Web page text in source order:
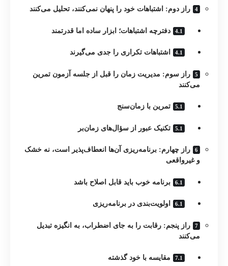
راز دوم: اشتباهات خود را پنهان نمی‌کنند، تحلیل می‌کنند
دفترچه اشتباهات؛ ابزار ساده اما قدرتمند
اشتباهات تکراری را جدی می‌گیرند
راز سوم: مدیریت زمان را قبل از جلسه آزمون تمرین
می‌کنند
تمرین با زمان‌سنج
تکنیک عبور از سؤال‌های زمان‌بر
راز چهارم: برنامه‌ریزی آن‌ها انعطاف‌پذیر است، نه خشک
و غیرواقعی
برنامه خوب باید قابل اصلاح باشد
اولویت‌بندی در برنامه‌ریزی
راز پنجم: رقابت را به جای اضطراب، به انگیزه تبدیل
می‌کنند
مقایسه با خود گذشته